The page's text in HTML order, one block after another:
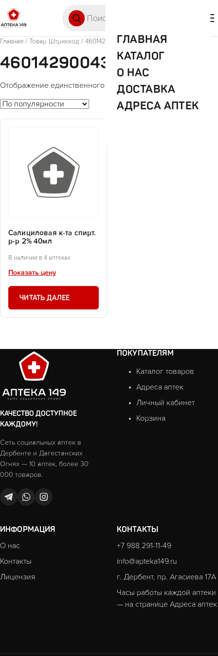
ГЛАВНАЯ
КАТАЛОГ
О НАС
ДОСТАВКА
АДРЕСА АПТЕК
Главная / Товар Штрихкод / 4601429004387
4601429004387
Отображение единственного товара
Салициловая к-та спирт.
р-р 2% 40мл
В наличии в 4 аптеках
Показать цену
ЧИТАТЬ ДАЛЕЕ
КАЧЕСТВО ДОСТУПНОЕ
КАЖДОМУ!
Сеть социальных аптек в
Дербенте и Дагестанских
Огнях — 10 аптек, более 30
000 товаров.
ПОКУПАТЕЛЯМ
Каталог товаров
Адреса аптек
Личный кабинет
Корзина
ИНФОРМАЦИЯ
О нас
Контакты
Лицензия
КОНТАКТЫ
+7 988 291-11-49
info@apteka149.ru
г. Дербент, пр. Агасиева 17А
Часы работы каждой аптеки
— на странице Адреса аптек